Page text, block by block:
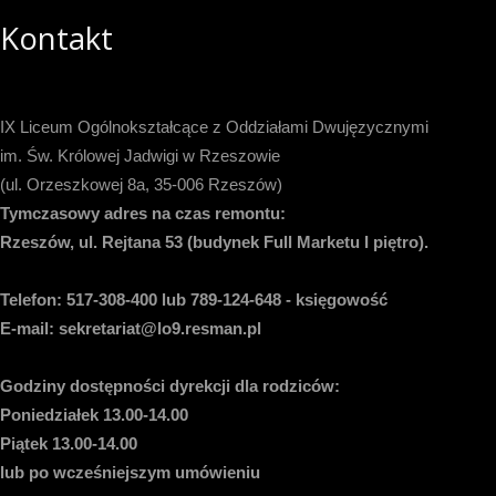
Kontakt
IX Liceum Ogólnokształcące z Oddziałami Dwujęzycznymi
im. Św. Królowej Jadwigi w Rzeszowie
(ul. Orzeszkowej 8a, 35-006 Rzeszów)
Tymczasowy adres na czas remontu:
Rzeszów, ul. Rejtana 53 (budynek Full Marketu I piętro).
Telefon: 517-308-400 lub 789-124-648 - księgowość
E-mail: sekretariat@lo9.resman.pl
Godziny dostępności dyrekcji dla rodziców:
Poniedziałek 13.00-14.00
Piątek 13.00-14.00
lub po wcześniejszym umówieniu